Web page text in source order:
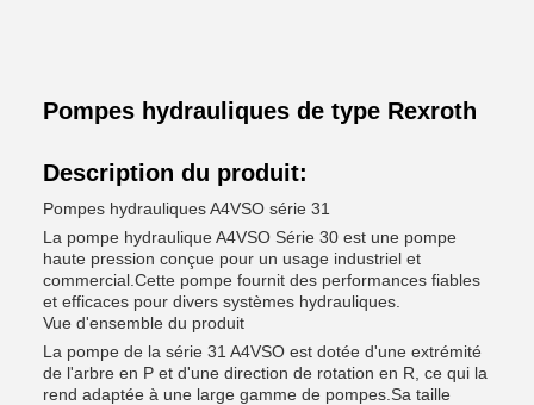
Pompes hydrauliques de type Rexroth
Description du produit:
Pompes hydrauliques A4VSO série 31
La pompe hydraulique A4VSO Série 30 est une pompe
haute pression conçue pour un usage industriel et
commercial.Cette pompe fournit des performances fiables
et efficaces pour divers systèmes hydrauliques.
Vue d'ensemble du produit
La pompe de la série 31 A4VSO est dotée d'une extrémité
de l'arbre en P et d'une direction de rotation en R, ce qui la
rend adaptée à une large gamme de pompes.Sa taille